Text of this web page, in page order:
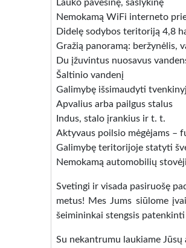
Lauko pavėsinę, šašlykinę
Nemokamą WiFi interneto
Didelę sodybos teritoriją 4,8
Gražią panoramą: beržynėlis,
Du įžuvintus nuosavus
Šaltinio vandenį
Galimybę išsimaudyti
Apvalius arba pailgus stalus
Indus, stalo įrankius ir t. t.
Aktyvaus poilsio mėgėjams –
Galimybę teritorijoje statyti
Nemokamą automobilių
Svetingi ir visada pasiruošę
metus! Mes Jums siūlome
šeimininkai stengsis
Su nekantrumu laukiame Jūsų